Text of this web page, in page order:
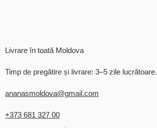
Livrare în toată Moldova
Timp de pregătire și livrare: 3–5 zile lucrătoare.
ananasmoldova@gmail.com
+373 681 327 00